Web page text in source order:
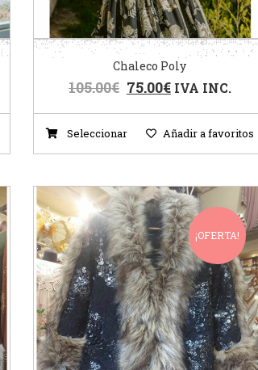
Chaleco Poly
105.00€ 75.00€ IVA INC.
Seleccionar Añadir a favoritos
¡OFERTA!